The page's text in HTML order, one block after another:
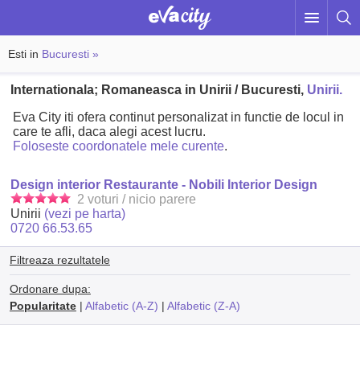
Esti in Bucuresti »
Internationala; Romaneasca in Unirii / Bucuresti, Unirii.
Eva City iti ofera continut personalizat in functie de locul in
care te afli, daca alegi acest lucru.
Foloseste coordonatele mele curente.
Design interior Restaurante - Nobili Interior Design
2 voturi / nicio parere
Unirii (vezi pe harta)
0720 66.53.65
Filtreaza rezultatele
Ordonare dupa:
Popularitate| Alfabetic (A-Z) | Alfabetic (Z-A)